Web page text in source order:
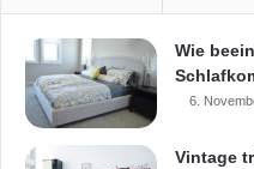
Bad Fliesen
Homeplaza
Schiefer
Wie
6.
Vintage